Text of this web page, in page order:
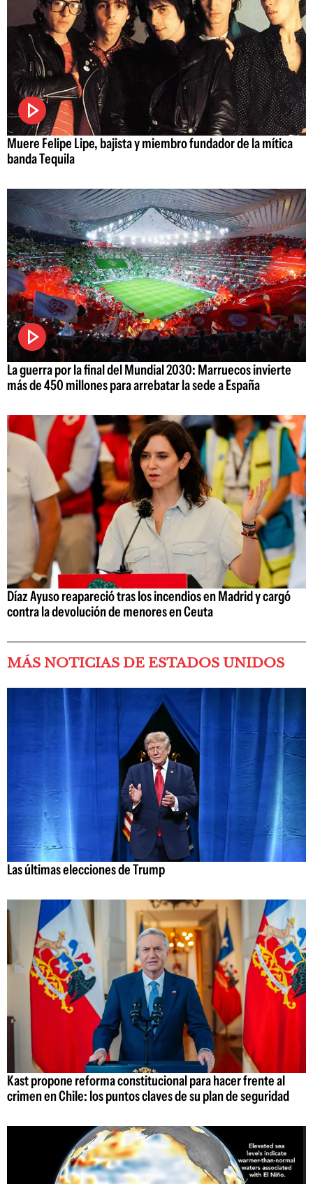
Muere Felipe Lipe, bajista y miembro fundador de la mítica
banda Tequila
La guerra por la final del Mundial 2030: Marruecos invierte
más de 450 millones para arrebatar la sede a España
Díaz Ayuso reapareció tras los incendios en Madrid y cargó
contra la devolución de menores en Ceuta
MÁS NOTICIAS DE ESTADOS UNIDOS
Las últimas elecciones de Trump
Kast propone reforma constitucional para hacer frente al
crimen en Chile: los puntos claves de su plan de seguridad